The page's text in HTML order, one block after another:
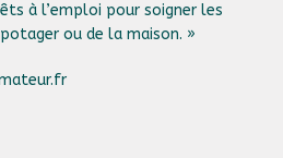
à l’emploi pour soigner les
ou de la maison. »